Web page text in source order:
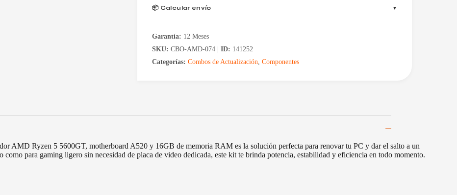
cantidad
📦 Calcular envío
Garantía: 12 Meses
SKU: CBO-AMD-074 | ID: 141252
Categorías: Combos de Actualización, Componentes
AMD Ryzen 5 5600GT, motherboard A520 y 16GB de memoria RAM es la solución perfecta para renovar tu PC y dar el salto a un
para gaming ligero sin necesidad de placa de video dedicada, este kit te brinda potencia, estabilidad y eficiencia en todo momento.